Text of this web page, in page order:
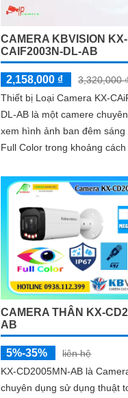
CAMERA KBVISION KX-
CAIF2003N-DL-AB
2,158,000 ₫
3,320,000
Thiết bị Loại Camera KX-
DL-AB là một camere
xem hình ảnh ban đêm sáng
Full Color trong khoảng cách
CAMERA THÂN KX-
AB
5%-35%
liên hệ
KX-CD2005MN-AB là
chuyên dụng sử dụng thuật